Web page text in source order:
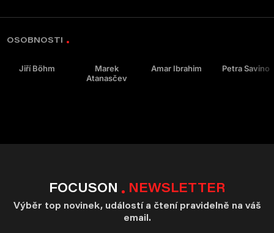
OSOBNOSTI
Jiří Böhm
Marek
Atanasčev
Amar Ibrahim Petra Savino
FOCUSON NEWSLETTER
Výběr top novinek, událostí a čtení pravidelně na váš
email.